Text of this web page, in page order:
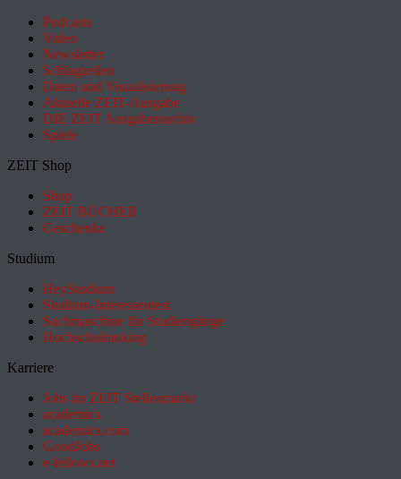
Podcasts
Video
Newsletter
Schlagzeilen
Daten und Visualisierung
Aktuelle ZEIT-Ausgabe
DIE ZEIT Ausgabenarchiv
Spiele
ZEIT Shop
Shop
ZEIT BÜCHER
Geschenke
Studium
HeyStudium
Studium-Interessentest
Suchmaschine für Studiengänge
Hochschulranking
Karriere
Jobs im ZEIT Stellenmarkt
academics
academics.com
GoodJobs
e-fellows.net